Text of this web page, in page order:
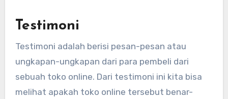
Testimoni
Testimoni adalah berisi pesan-pesan atau
ungkapan-ungkapan dari para pembeli dari
sebuah toko online. Dari testimoni ini kita bisa
melihat apakah toko online tersebut benar-